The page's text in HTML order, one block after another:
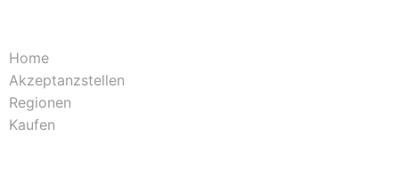
Home
Akzeptanzstellen
Regionen
Kaufen